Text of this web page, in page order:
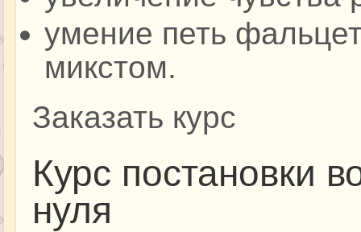
умение петь
микстом.
Заказать курс
Курс постановки
нуля